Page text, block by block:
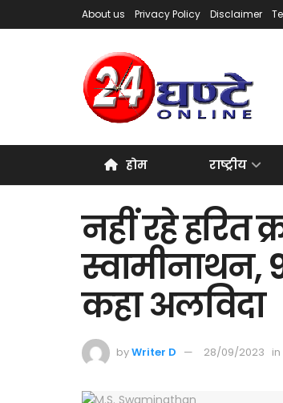
About us Privacy Policy Disclaimer
होम राष्ट्रीय
नहीं रहे
स्वामीनाथन,
कहा अलविदा
byWriter D 28/09/2023 in